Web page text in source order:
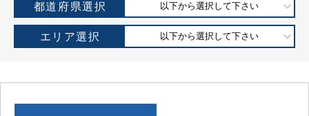
都道府県選択 以下から選択して下さい
エリア選択 以下から選択して下さい